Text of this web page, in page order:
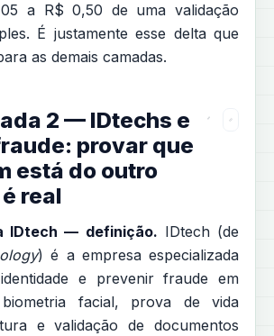
a R$ 0,50 de uma validação
É justamente esse delta que
as demais camadas.
2 — IDtechs e
provar que
está do outro
real
IDtech — definição. IDtech (de
) é a empresa especializada
e prevenir fraude em
facial, prova de vida
e validação de documentos